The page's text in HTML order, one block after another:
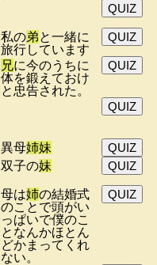
QUIZ
私の弟と一緒に
旅行しています
QUIZ
兄に今のうちに
体を鍛えておけ
と忠告された。
QUIZ
QUIZ
異母姉妹
QUIZ
双子の妹 QUIZ
母は姉の結婚式
のことで頭がい
っぱいで僕のこ
となんかほとん
どかまってくれ
ない。
QUIZ